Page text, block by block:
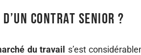
contrat senior ?
du travail
s’est